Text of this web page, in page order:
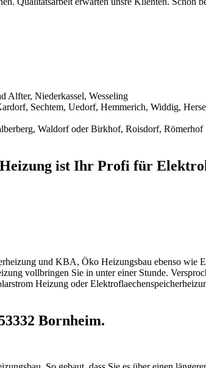
Alfter, Niederkassel, Wesseling
Sechtem, Uedorf, Hemmerich, Widdig,
Waldorf oder Birkhof, Roisdorf, Römerhof
ist Ihr Profi für
und KBA, Öko Heizungsbau ebenso wie
vollbringen Sie in unter einer Stunde.
Heizung oder
Bornheim.